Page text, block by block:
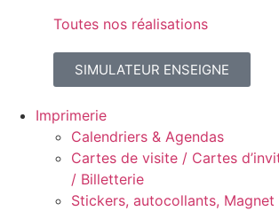
Toutes nos réalisations
SIMULATEUR ENSEIGNE
Imprimerie
Calendriers & Agendas
Cartes de visite / Cartes
/ Billetterie
Stickers, autocollants, Magnet